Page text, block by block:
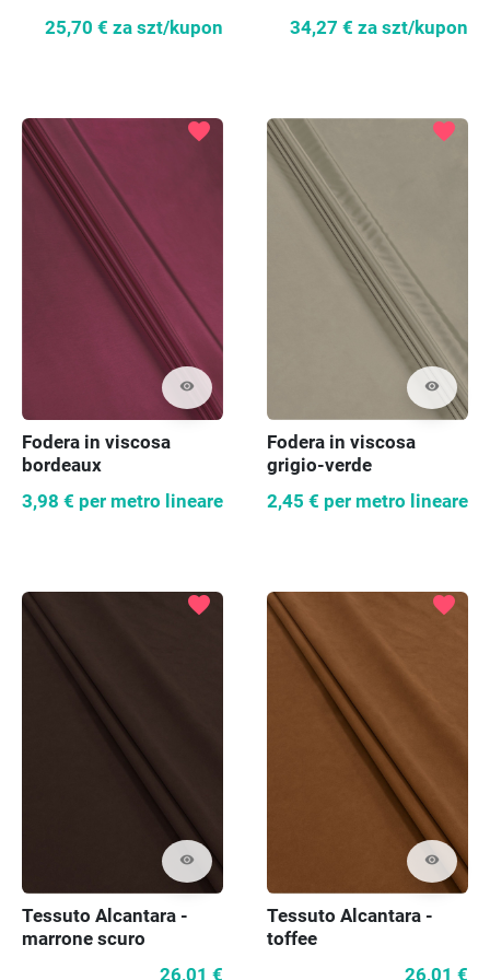
25,70 € za szt/kupon 34,27 € za szt/kupon
visibility
favorite
Fodera in viscosa
bordeaux
3,98 € per metro lineare
visibility
favorite
Fodera in viscosa
grigio-verde
2,45 € per metro lineare
visibility
favorite
Tessuto Alcantara -
marrone scuro
26,01 €
visibility
favorite
Tessuto Alcantara -
toffee
26,01 €